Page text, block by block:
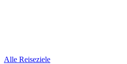
Alle Reiseziele